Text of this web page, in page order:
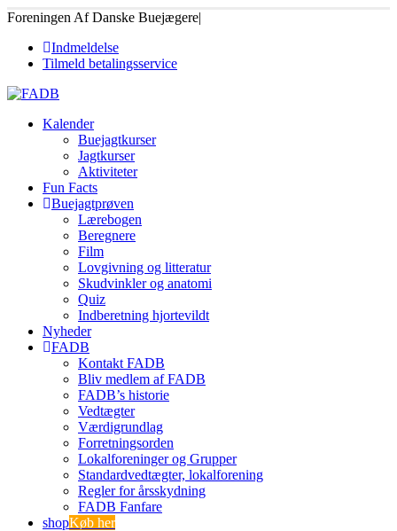
Foreningen Af Danske Buejægere|
Indmeldelse
Tilmeld betalingsservice
Kalender
Buejagtkurser
Jagtkurser
Aktiviteter
Fun Facts
Buejagtprøven
Lærebogen
Beregnere
Film
Lovgivning og litteratur
Skudvinkler og anatomi
Quiz
Indberetning hjortevildt
Nyheder
FADB
Kontakt FADB
Bliv medlem af FADB
FADB’s historie
Vedtægter
Værdigrundlag
Forretningsorden
Lokalforeninger og Grupper
Standardvedtægter, lokalforening
Regler for årsskydning
FADB Fanfare
shopKøb her